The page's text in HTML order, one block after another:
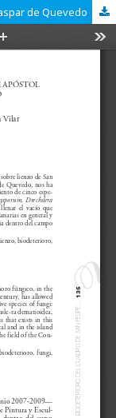
de Quevedo